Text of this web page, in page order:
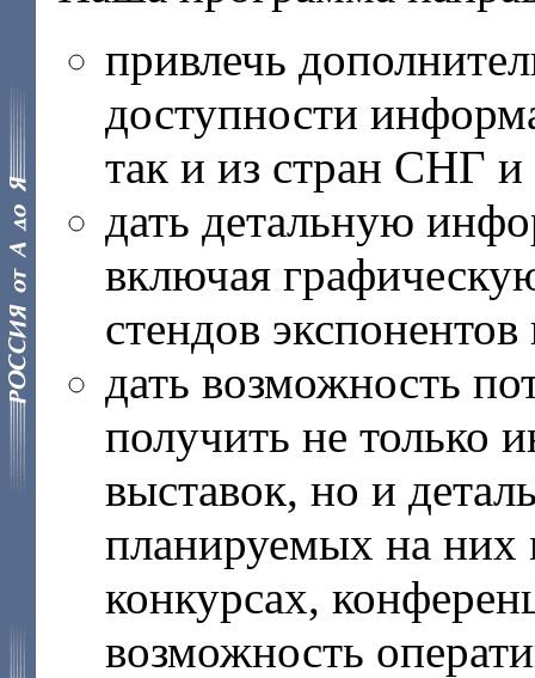
привлечь
доступности
так и из стран СНГ и
дать детальную
включая
стендов
дать возможность
получить не только
выставок, но и
планируемых на них
конкурсах,
возможность